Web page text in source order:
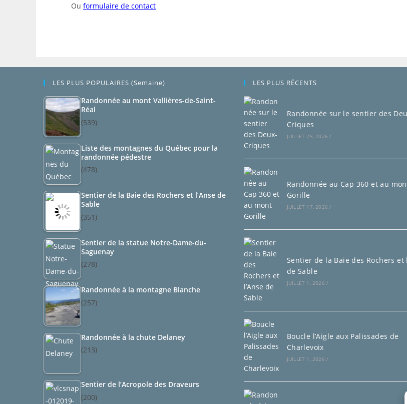
Ou formulaire de contact
LES PLUS POPULAIRES (semaine)
Randonnée au mont Vallières-de-Saint-
Réal
(539)
Liste des montagnes du Québec pour la
randonnée pédestre
(478)
Sentier de la Baie des Rochers et l’Anse de
Sable
(351)
Sentier de la statue Notre-Dame-du-
Saguenay
(278)
Randonnée à la montagne Blanche
(257)
Randonnée à la chute Delaney
(213)
Sentier de l’Acropole des Draveurs
(200)
LES PLUS RÉCENTS
Randonnée sur le sentier des
Criques
JUILLET 25, 2026 /
Randonnée au Cap 360 et au
Gorille
JUILLET 17, 2026 /
Sentier de la Baie des Rochers et
de Sable
JUILLET 1, 2026 /
Boucle l’Aigle aux Palissades de
Charlevoix
JUILLET 1, 2026 /